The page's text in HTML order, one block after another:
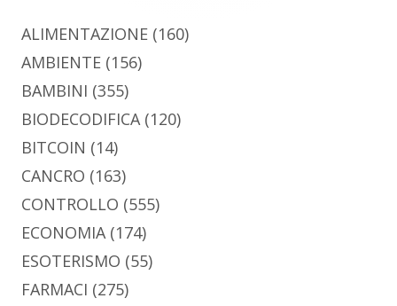
ALIMENTAZIONE (160)
AMBIENTE (156)
BAMBINI (355)
BIODECODIFICA(120)
BITCOIN (14)
CANCRO (163)
CONTROLLO (555)
ECONOMIA(174)
ESOTERISMO (55)
FARMACI (275)